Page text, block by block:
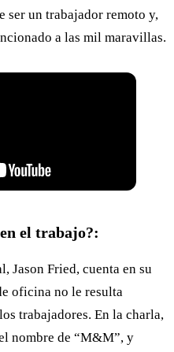
ser un trabajador remoto y,
a las mil maravillas.
el trabajo?:
Jason Fried, cuenta en su
oficina no le resulta
trabajadores. En la charla,
nombre de “M&M”, y